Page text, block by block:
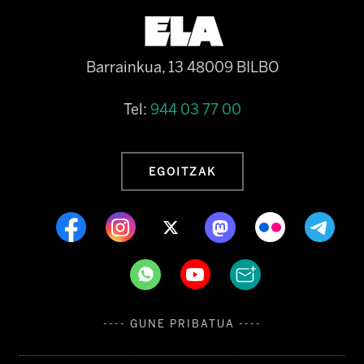
Barrainkua, 13 48009 BILBO
Tel: 944 03 77 00
EGOITZAK
---- GUNE PRIBATUA ----